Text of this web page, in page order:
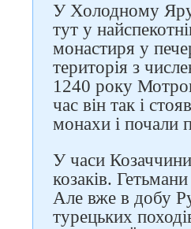
У Холодному Яру
тут у
монастиря у
територія з
1240 року
час він так і
монахи і почали
У часи
козаків.
Але вже в добу
турецьких